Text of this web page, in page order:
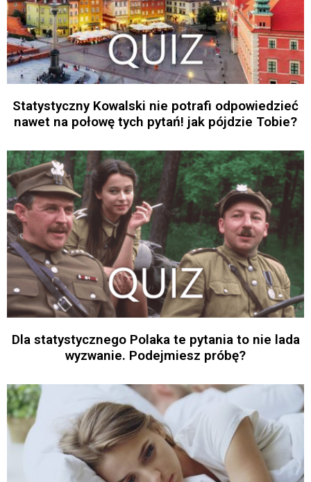
Statystyczny Kowalski nie potrafi odpowiedzieć
nawet na połowę tych pytań! jak pójdzie Tobie?
Dla statystycznego Polaka te pytania to nie lada
wyzwanie. Podejmiesz próbę?